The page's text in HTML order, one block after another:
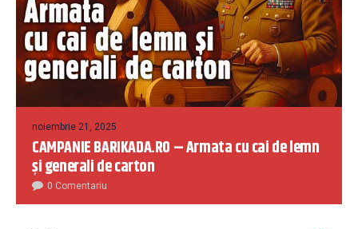
noiembrie 21, 2025
CAMPANIE BARIKADA.RO – Armata cu cai de lemn
și generali de carton
0 Comentariu